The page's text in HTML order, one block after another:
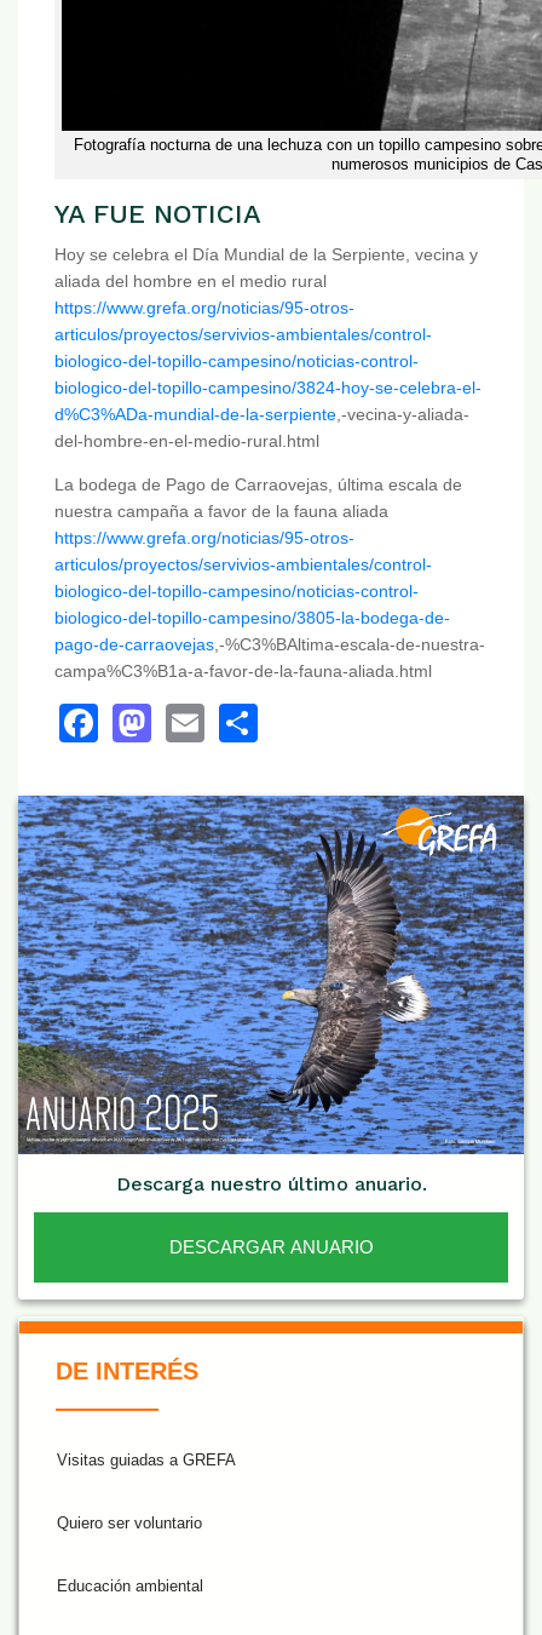
Fotografía nocturna de una lechuza con un topillo campesino
numerosos municipios de
YA FUE NOTICIA
Hoy se celebra el Día Mundial de la Serpiente, vecina y
aliada del hombre en el medio rural
https://www.grefa.org/noticias/95-otros-
articulos/proyectos/servivios-ambientales/control-
biologico-del-topillo-campesino/noticias-control-
biologico-del-topillo-campesino/3824-hoy-se-celebra-el-
d%C3%ADa-mundial-de-la-serpiente ,-vecina-y-aliada-
del-hombre-en-el-medio-rural.html
La bodega de Pago de Carraovejas, última escala de
nuestra campaña a favor de la fauna aliada
https://www.grefa.org/noticias/95-otros-
articulos/proyectos/servivios-ambientales/control-
biologico-del-topillo-campesino/noticias-control-
biologico-del-topillo-campesino/3805-la-bodega-de-
pago-de-carraovejas ,-%C3%BAltima-escala-de-nuestra-
campa%C3%B1a-a-favor-de-la-fauna-aliada.html
Facebook
Mastodon
Email
Descarga nuestro último anuario.
DESCARGAR ANUARIO
De Interés NARANJA
DE INTERÉS
Visitas guiadas a GREFA
Quiero ser voluntario
Educación ambiental